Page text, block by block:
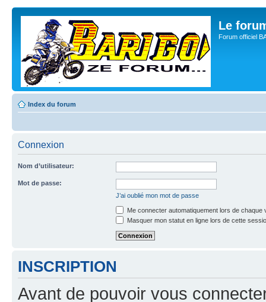
Le
Forum officiel
Index du forum
Connexion
Nom d’utilisateur:
Mot de passe:
J’ai oublié mon mot de passe
Me connecter automatiquement lors de chaque
Masquer mon statut en ligne lors de cette
INSCRIPTION
Avant de pouvoir vous